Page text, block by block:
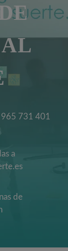
965 731 401
a
de